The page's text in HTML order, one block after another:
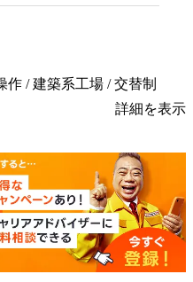
/ 建築系工場 / 交替制
詳細を表示